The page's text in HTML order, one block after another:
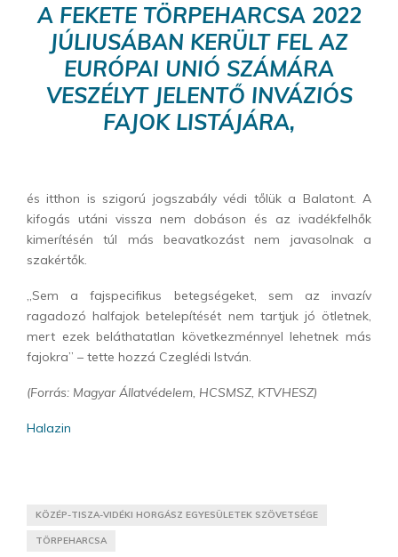
A FEKETE TÖRPEHARCSA 2022
JÚLIUSÁBAN KERÜLT FEL AZ
EURÓPAI UNIÓ SZÁMÁRA
VESZÉLYT JELENTŐ INVÁZIÓS
FAJOK LISTÁJÁRA,
és itthon is szigorú jogszabály védi tőlük a Balatont. A
kifogás utáni vissza nem dobáson és az ivadékfelhők
kimerítésén túl más beavatkozást nem javasolnak a
szakértők.
„Sem a fajspecifikus betegségeket, sem az invazív
ragadozó halfajok betelepítését nem tartjuk jó ötletnek,
mert ezek beláthatatlan következménnyel lehetnek más
fajokra” – tette hozzá Czeglédi István.
(Forrás: Magyar Állatvédelem, HCSMSZ, KTVHESZ)
Halazin
KÖZÉP-TISZA-VIDÉKI HORGÁSZ EGYESÜLETEK SZÖVETSÉGE
TÖRPEHARCSA